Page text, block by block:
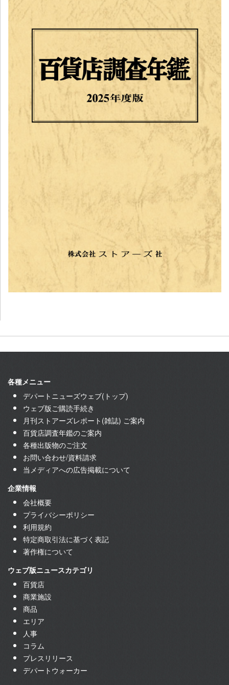
各種メニュー
デパートニューズウェブ(トップ)
ウェブ版ご購読手続き
月刊ストアーズレポート(雑誌) ご案内
百貨店調査年鑑のご案内
各種出版物のご注文
お問い合わせ/資料請求
当メディアへの広告掲載について
企業情報
会社概要
プライバシーポリシー
利用規約
特定商取引法に基づく表記
著作権について
ウェブ版ニュースカテゴリ
百貨店
商業施設
商品
エリア
人事
コラム
プレスリリース
デパートウォーカー